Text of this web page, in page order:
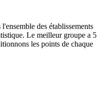
des établissements
Le meilleur groupe a 5
les points de chaque